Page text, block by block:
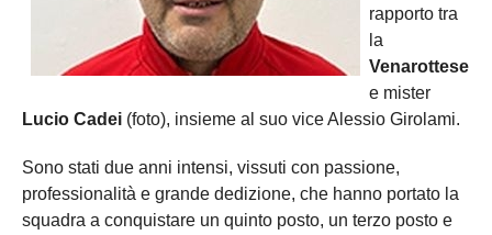
rapporto tra
la
Venarottese
e mister
Lucio Cadei (foto), insieme al suo vice Alessio Girolami.
Sono stati due anni intensi, vissuti con passione,
professionalità e grande dedizione, che hanno portato la
squadra a conquistare un quinto posto, un terzo posto e